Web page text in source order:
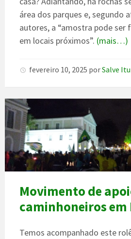
área dos parques e, segundo
autores, a “amostra pode ser
em locais próximos”. (mais…)
fevereiro 10, 2025 porSalve Itu
Movimento de
caminhoneiros em
Temos acompanhado este